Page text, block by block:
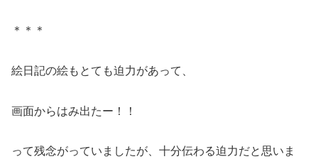
＊＊＊
絵日記の絵もとても迫力があって、
画面からはみ出たー！！
って残念がっていましたが、十分伝わる迫力だと思いま